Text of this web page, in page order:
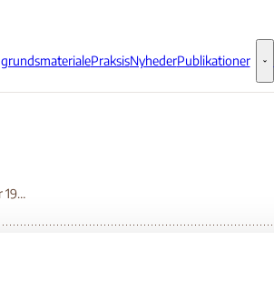
- Flere links PraksisNyhederPublikationer
Telefax af 8. februar 1999